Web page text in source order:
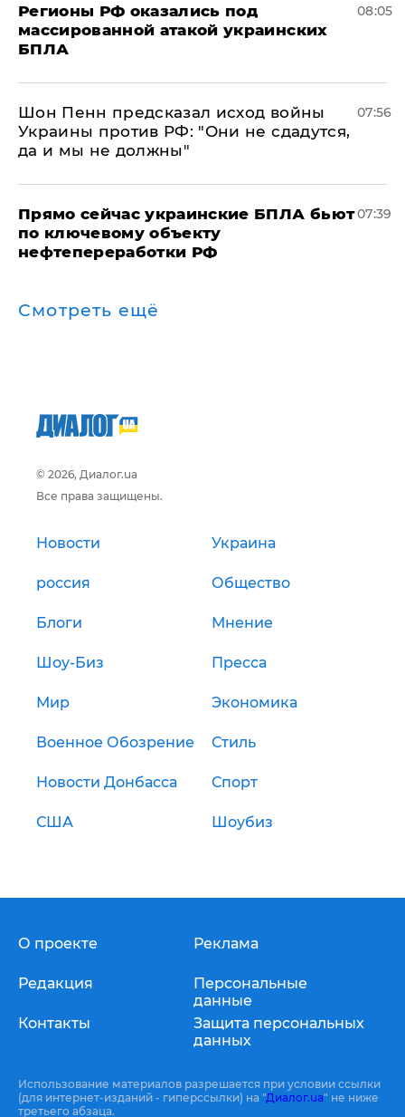
Регионы РФ оказались под
массированной атакой украинских
БПЛА
08:05
Шон Пенн предсказал исход войны
Украины против РФ: "Они не сдадутся,
да и мы не должны"
07:56
Прямо сейчас украинские БПЛА бьют
по ключевому объекту
нефтепереработки РФ
07:39
Смотреть ещё
© 2026, Диалог.ua
Все права защищены.
Новости Украина
россия Общество
Блоги Мнение
Шоу-Биз Пресса
Мир Экономика
Военное Обозрение Стиль
Новости Донбасса Спорт
США Шоубиз
О проекте
Редакция
Контакты
Реклама
Персональные
данные
Защита персональных
данных
Использование материалов разрешается при условии ссылки
(для интернет-изданий - гиперссылки) на "Диалог.ua" не ниже
третьего абзаца.